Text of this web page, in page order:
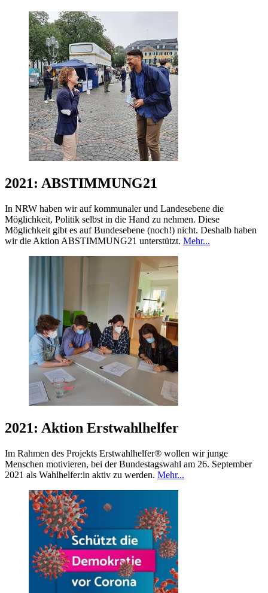
2021: ABSTIMMUNG21
In NRW haben wir auf kommunaler und Landesebene die
Möglichkeit, Politik selbst in die Hand zu nehmen. Diese
Möglichkeit gibt es auf Bundesebene (noch!) nicht. Deshalb haben
wir die Aktion ABSTIMMUNG21 unterstützt. Mehr...
2021: Aktion Erstwahlhelfer
Im Rahmen des Projekts Erstwahlhelfer® wollen wir junge
Menschen motivieren, bei der Bundestagswahl am 26. September
2021 als Wahlhelfer:in aktiv zu werden. Mehr...